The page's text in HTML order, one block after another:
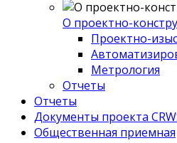
О проектно-
Проектно-
Метрология
Отчеты
Отчеты
Документы проекта
Общественная приемная